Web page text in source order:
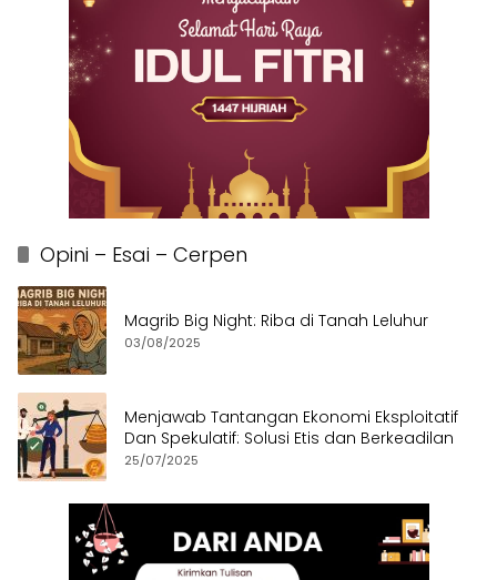
Opini – Esai – Cerpen
Magrib Big Night: Riba di Tanah Leluhur
03/08/2025
Menjawab Tantangan Ekonomi Eksploitatif
Dan Spekulatif: Solusi Etis dan Berkeadilan
25/07/2025